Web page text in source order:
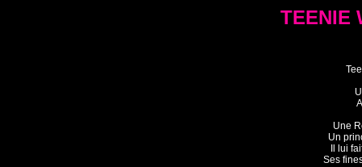
TEENIE
Une
Un
Il lui
Ses